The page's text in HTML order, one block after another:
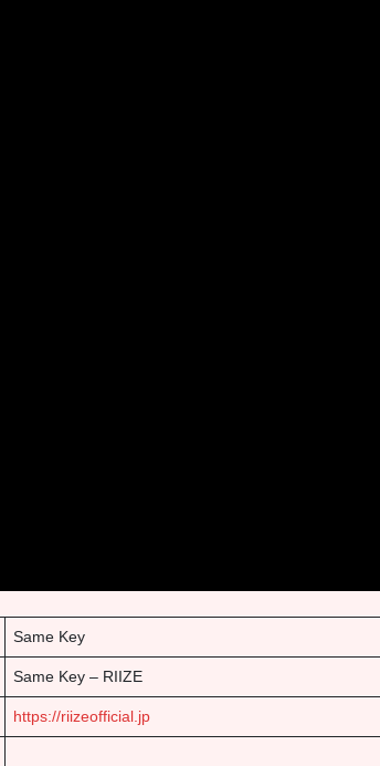
Same Key
Same Key – RIIZE
https://riizeofficial.jp